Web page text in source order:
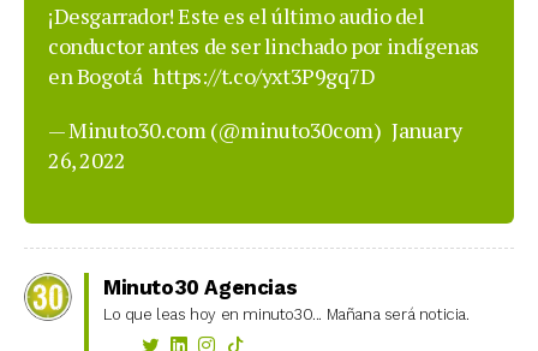
¡Desgarrador! Este es el último audio del
conductor antes de ser linchado por indígenas
en Bogotá https://t.co/yxt3P9gq7D
— Minuto30.com (@minuto30com) January
26, 2022
Minuto30 Agencias
Lo que leas hoy en minuto30... Mañana será noticia.